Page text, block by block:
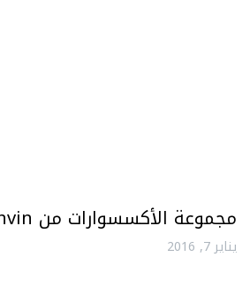
مجموعة الأكسسوارات من Lanvin لصيف 2016
يناير 7, 2016